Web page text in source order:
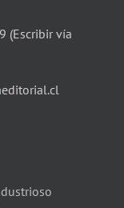
(Escribir vía